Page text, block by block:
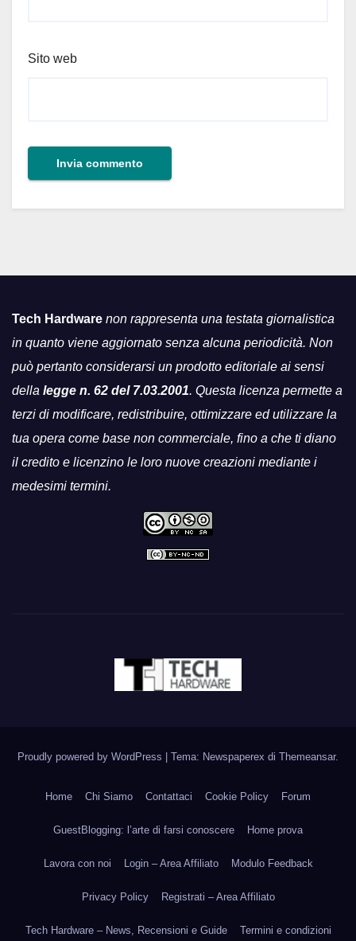
Sito web
Tech Hardware non rappresenta una testata giornalistica
in quanto viene aggiornato senza alcuna periodicità. Non
può pertanto considerarsi un prodotto editoriale ai sensi
della legge n. 62 del 7.03.2001. Questa licenza permette a
terzi di modificare, redistribuire, ottimizzare ed utilizzare la
tua opera come base non commerciale, fino a che ti diano
il credito e licenzino le loro nuove creazioni mediante i
medesimi termini.
Proudly powered by WordPress | Tema: Newspaperex di Themeansar.
Home Chi Siamo Contattaci Cookie Policy Forum
GuestBlogging: l’arte di farsi conoscere Home prova
Lavora con noi Login – Area Affiliato Modulo Feedback
Privacy Policy Registrati – Area Affiliato
Tech Hardware – News, Recensioni e Guide Termini e condizioni